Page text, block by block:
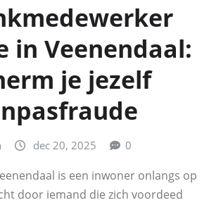
in Veenendaal:
je jezelf
dec 20, 2025 0
is een inwoner onlangs op
door iemand die zich voordeed